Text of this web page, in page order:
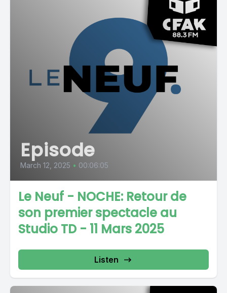
Episode
March 12, 2025 • 00:06:05
Le Neuf - NOCHE: Retour de
son premier spectacle au
Studio TD - 11 Mars 2025
Listen